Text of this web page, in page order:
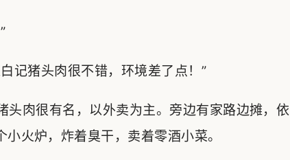
记猪头肉很不错，环境差了点！”
肉很有名，以外卖为主。旁边有家路边摊，依
火炉，炸着臭干，卖着零酒小菜。